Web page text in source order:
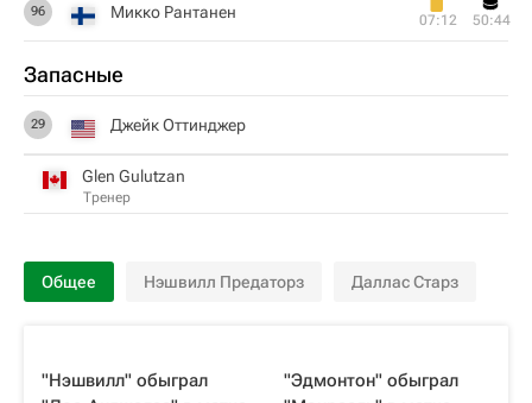
96 Микко Рантанен 07:12 50:44
Запасные
29 Джейк Оттинджер
Glen Gulutzan
Тренер
Общее Нэшвилл Предаторз Даллас Старз
"Нэшвилл" обыграл
"Эдмонтон" обыграл